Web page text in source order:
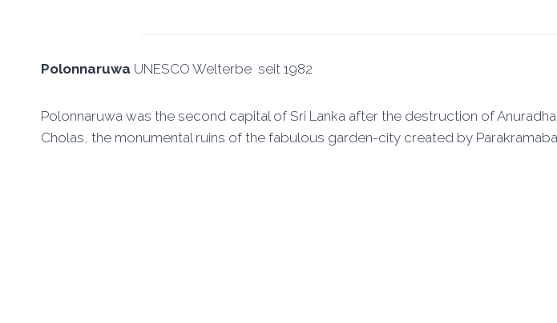
Polonnaruwa UNESCO Welterbe seit 1982
Polonnaruwa was the second capital of Sri Lanka after the destruction of
Cholas, the monumental ruins of the fabulous garden-city created by